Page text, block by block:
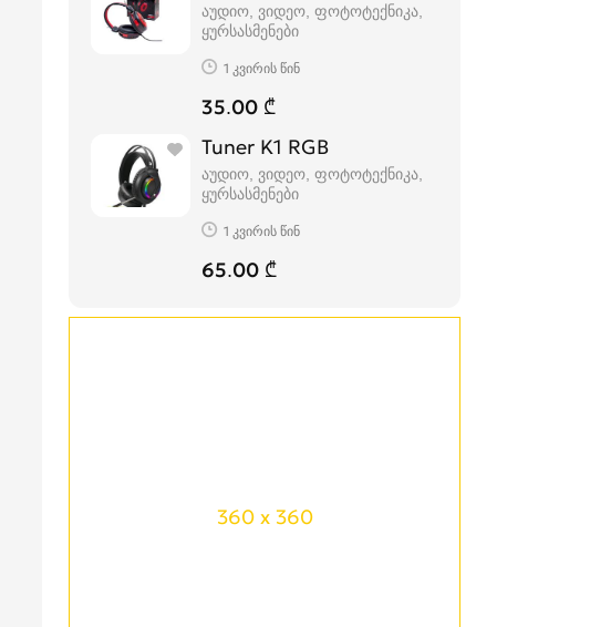
აუდიო, ვიდეო, ფოტოტექნიკა,
ყურსასმენები
1 კვირის წინ
35.00 ₾
Tuner K1 RGB
აუდიო, ვიდეო, ფოტოტექნიკა,
ყურსასმენები
1 კვირის წინ
65.00 ₾
360 x 360